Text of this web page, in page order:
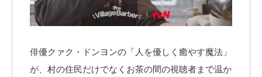
俳優クァク・ドンヨンの「人を優しく癒やす魔法」
が、村の住民だけでなくお茶の間の視聴者まで温か